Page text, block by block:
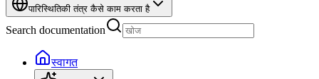
पारिस्थितिकी तंत्र कैसे काम करता है
Search documentation
स्वागत